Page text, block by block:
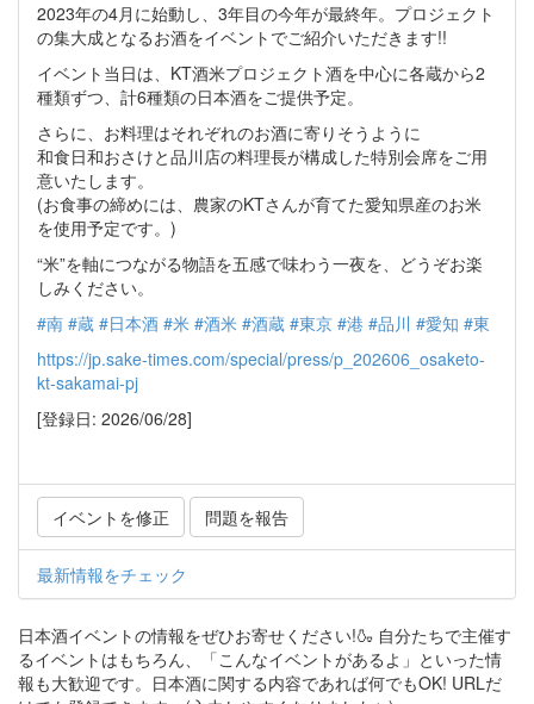
2023年の4月に始動し、3年目の今年が最終年。プロジェクト
の集大成となるお酒をイベントでご紹介いただきます!!
イベント当日は、KT酒米プロジェクト酒を中心に各蔵から2
種類ずつ、計6種類の日本酒をご提供予定。
さらに、お料理はそれぞれのお酒に寄りそうように
和食日和おさけと品川店の料理長が構成した特別会席をご用
意いたします。
(お食事の締めには、農家のKTさんが育てた愛知県産のお米
を使用予定です。)
“米”を軸につながる物語を五感で味わう一夜を、どうぞお楽
しみください。
#南 #蔵 #日本酒 #米 #酒米 #酒蔵 #東京 #港 #品川 #愛知 #東
https://jp.sake-times.com/special/press/p_202606_osaketo-
kt-sakamai-pj
[登録日: 2026/06/28]
イベントを修正 問題を報告
最新情報をチェック
日本酒イベントの情報をぜひお寄せください!🍶 自分たちで主催す
るイベントはもちろん、「こんなイベントがあるよ」といった情
報も大歓迎です。日本酒に関する内容であれば何でもOK! URLだ